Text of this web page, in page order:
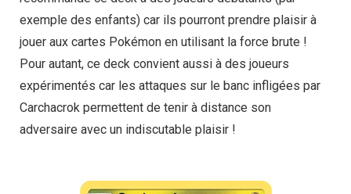
exemple des enfants) car ils pourront prendre plaisir à
jouer aux cartes Pokémon en utilisant la force brute !
Pour autant, ce deck convient aussi à des joueurs
expérimentés car les attaques sur le banc infligées par
Carchacrok permettent de tenir à distance son
adversaire avec un indiscutable plaisir !